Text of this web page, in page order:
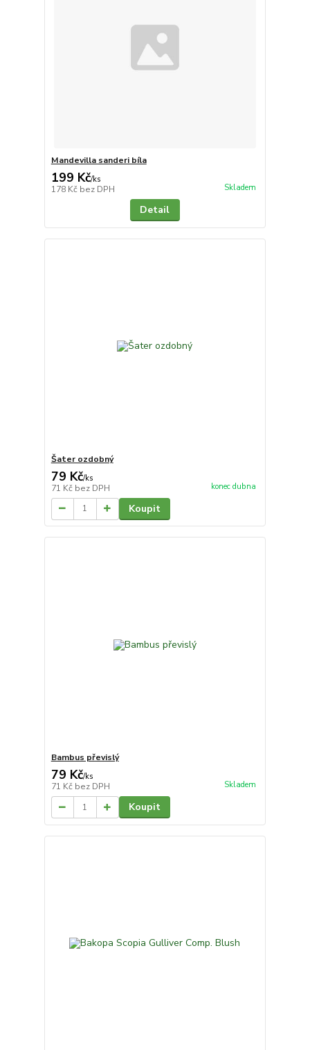
Mandevilla sanderi bíla
199 Kč/ks
178 Kč bez DPH Skladem
Detail
Šater ozdobný
79 Kč/ks
71 Kč bez DPH konec dubna
Koupit
Bambus převislý
79 Kč/ks
71 Kč bez DPH Skladem
Koupit